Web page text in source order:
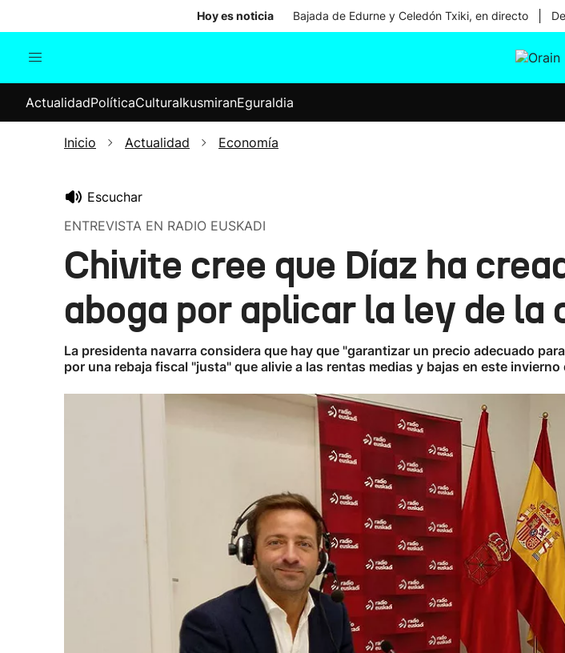
Hoy es noticia Bajada de Edurne y Celedón Txiki, en directo
Internacional
Elecciones
ActualidadPolíticaCulturaIkusmiranEguraldia
Inicio Actualidad Economía
Escuchar
ENTREVISTA EN RADIO EUSKADI
Chivite cree que Díaz ha
aboga por aplicar la ley de la
La presidenta navarra considera que hay que "garantizar un precio adecuado
por una rebaja fiscal "justa" que alivie a las rentas medias y bajas en este